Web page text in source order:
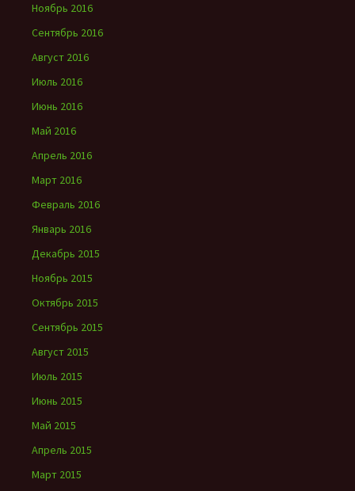
Ноябрь 2016
Сентябрь 2016
Август 2016
Июль 2016
Июнь 2016
Май 2016
Апрель 2016
Март 2016
Февраль 2016
Январь 2016
Декабрь 2015
Ноябрь 2015
Октябрь 2015
Сентябрь 2015
Август 2015
Июль 2015
Июнь 2015
Май 2015
Апрель 2015
Март 2015